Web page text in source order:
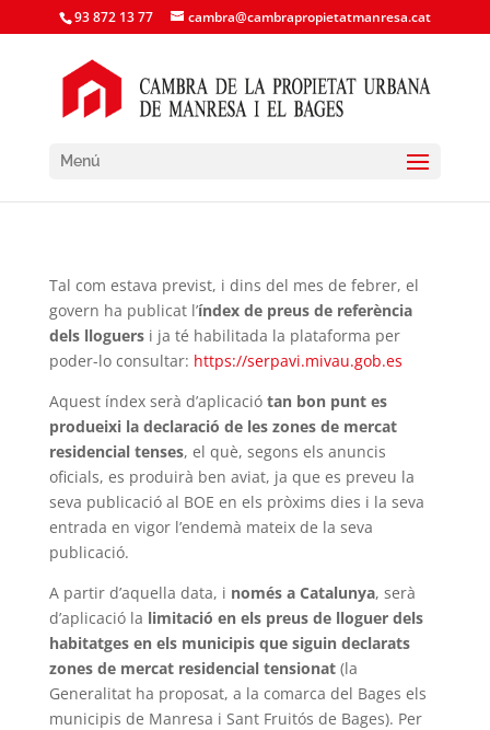
93 872 13 77 cambra@cambrapropietatmanresa.cat
Menú
Tal com estava previst, i dins del mes de febrer, el
govern ha publicat l’índex de preus de referència
dels lloguersi ja té habilitada la plataforma per
poder-lo consultar: https://serpavi.mivau.gob.es
Aquest índex serà d’aplicació tan bon punt es
produeixi la declaració de les zones de mercat
residencial tenses, el què, segons els anuncis
oficials, es produirà ben aviat, ja que es preveu la
seva publicació al BOE en els pròxims dies i la seva
entrada en vigor l’endemà mateix de la seva
publicació.
A partir d’aquella data, i només a Catalunya, serà
d’aplicació la limitació en els preus de lloguer dels
habitatges en els municipis que siguin declarats
zones de mercat residencial tensionat(la
Generalitat ha proposat, a la comarca del Bages els
municipis de Manresa i Sant Fruitós de Bages). Per